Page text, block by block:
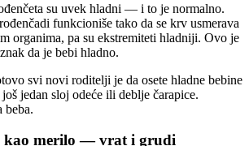
su uvek hladni — i to je normalno.
funkcioniše tako da se krv usmerava
organima, pa su ekstremiteti hladniji. Ovo je
da je bebi hladno.
svi novi roditelji je da osete hladne bebine
jedan sloj odeće ili deblje čarapice.
beba.
kao merilo — vrat i grudi